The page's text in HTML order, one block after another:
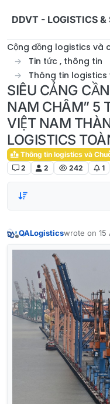
DDVT - LOGISTICS &
Cộng đồng logistics và
Tin tức , thông tin
Thông tin logistics
SIÊU CẢNG
NAM CHÂM” 5
VIỆT NAM
LOGISTICS
Thông tin logistics và
2
2 242 1
QALogisticswrote on 15
last edited by